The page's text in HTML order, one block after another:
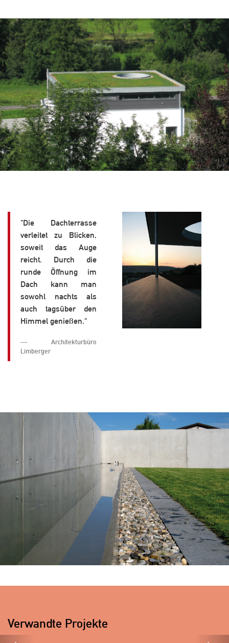
"Die Dachterrasse
verleitet zu Blicken,
soweit das Auge
reicht. Durch die
runde Öffnung im
Dach kann man
sowohl nachts als
auch tagsüber den
Himmel genießen."
Architekturbüro
Limberger
Verwandte Projekte